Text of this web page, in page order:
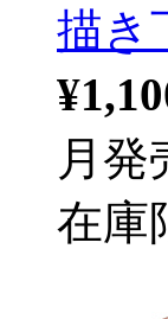
描き
月発
在庫